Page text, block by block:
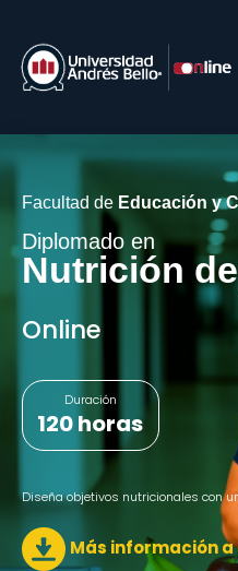
Facultad de Educación y
Diplomado en
Nutrición
Online
Duración
120 horas
Diseña objetivos nutricionales con
Más información